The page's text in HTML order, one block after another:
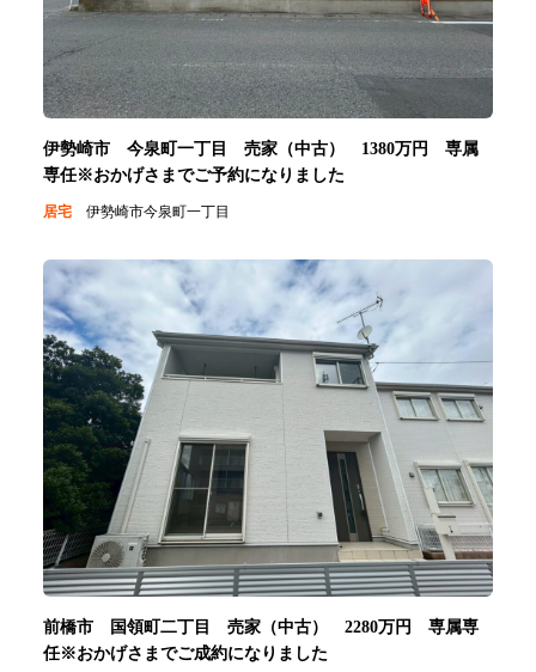
伊勢崎市 今泉町一丁目 売家（中古） 1380万円 専属
専任※おかげさまでご予約になりました
居宅 伊勢崎市今泉町一丁目
前橋市 国領町二丁目 売家（中古） 2280万円 専属専
任※おかげさまでご成約になりました